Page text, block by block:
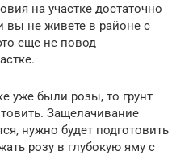
на участке достаточно
вы не живете в районе с
еще не повод
уже были розы, то грунт
Защелачивание
нужно будет подготовить
розу в глубокую яму с